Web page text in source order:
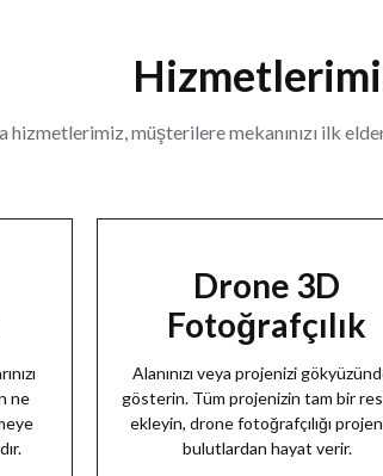
hizmetlerimiz, müşterilere mekanınızı ilk
ne
Drone 3D
Fotoğrafçılık
Alanınızı veya projenizi
gösterin. Tüm projenizin tam bir
ekleyin, drone fotoğrafçılığı
bulutlardan hayat verir.